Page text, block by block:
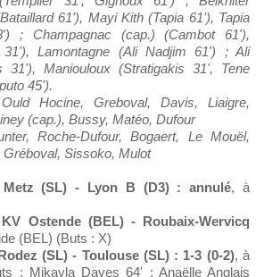
61'), Mayi Kith (Tapia 61'), Tapia
; Champagnac (cap.) (Cambot 61'),
31'), Lamontagne (Ali Nadjim 61') ; Ali
31'), Maniouloux (Stratigakis 31', Tene
45').
Hocine, Greboval, Davis, Liaigre,
(cap.), Bussy, Matéo, Dufour
Roche-Dufour, Bogaert, Le Mouël,
Sissoko, Mulot
Metz (SL) - Lyon B (D3) : annulé, à
KV Ostende (BEL) - Roubaix-Wervicq
(BEL) (Buts : X)
Rodez (SL) - Toulouse (SL) : 1-3 (0-2), à
: Mikayla Dayes 64' ; Anaëlle Anglais